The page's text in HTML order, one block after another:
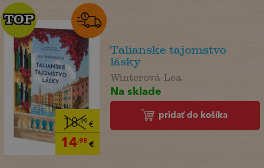
18,99 €
14,98€
TOP
TOP
Talianske tajomstvo
lásky
Winterová Lea
Na sklade
pridať do košíka